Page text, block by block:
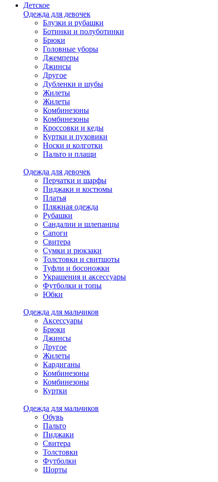
Детское
Одежда для девочек
Блузки и рубашки
Ботинки и полуботинки
Брюки
Головные уборы
Джемперы
Джинсы
Другое
Дубленки и шубы
Жилеты
Жилеты
Комбинезоны
Комбинезоны
Кроссовки и кеды
Куртки и пуховики
Носки и колготки
Пальто и плащи
Одежда для девочек
Перчатки и шарфы
Пиджаки и костюмы
Платья
Пляжная одежда
Рубашки
Сандалии и шлепанцы
Сапоги
Свитера
Сумки и рюкзаки
Толстовки и свитшоты
Туфли и босоножки
Украшения и аксессуары
Футболки и топы
Юбки
Одежда для мальчиков
Аксессуары
Брюки
Джинсы
Другое
Жилеты
Кардиганы
Комбинезоны
Комбинезоны
Куртки
Одежда для мальчиков
Обувь
Пальто
Пиджаки
Свитера
Толстовки
Футболки
Шорты